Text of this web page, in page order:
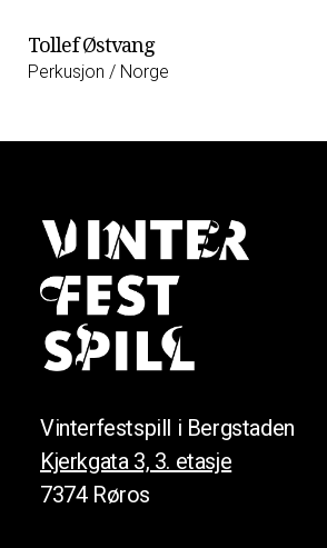
Tollef Østvang
Perkusjon / Norge
Vinterfestspill i Bergstaden
Kjerkgata 3, 3. etasje
7374 Røros